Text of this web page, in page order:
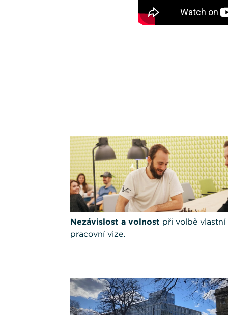
Nezávislost a volnost při volbě vlastní
pracovní vize.